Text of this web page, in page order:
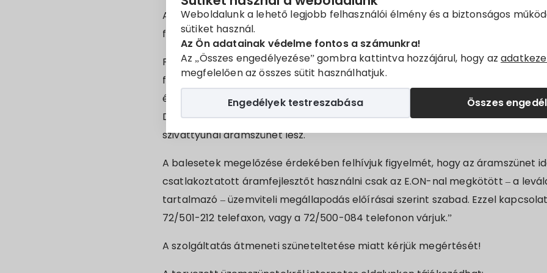
Weboldalunk a lehető legjobb felhasználói élmény és a biztonságos
sütiket használ.
Az Ön adatainak védelme fontos a számunkra!
Az „Összes engedélyezése” gombra kattintva hozzájárul, hogy az
megfelelően az összes sütit használhatjuk.
Összes
Engedélyek testreszabása
A tervszerű beavatkozások biztonságos elvégzése érdekében
feszültség-mentesítése.
Fejlesztési munkálatok elvégzése érdekében Villányban 2021.02.16-án 8:30-tól
fasor 1-től 3-ig és a 2-ben, a Baross Gábor utca 1-től 5-ig és 2-től 4-ig, a Szent
és 2-től 32-ig, a Béke utca 1-től 15-ig és 2-től 10-ig, a Damjanich utca 1-től 43-
Dózsa György utca 2-ben, a MOL kútnál lévő autómosónál és a
szivattyúnál áramszünet lesz.
A balesetek megelőzése érdekében felhívjuk figyelmét, hogy az áramszünet
csatlakoztatott áramfejlesztőt használni csak az E.ON-nal megkötött – a
tartalmazó – üzemviteli megállapodás előírásai szerint szabad. Ezzel
72/501-212 telefaxon, vagy a 72/500-084 telefonon várjuk.”
A szolgáltatás átmeneti szüneteltetése miatt kérjük megértését!